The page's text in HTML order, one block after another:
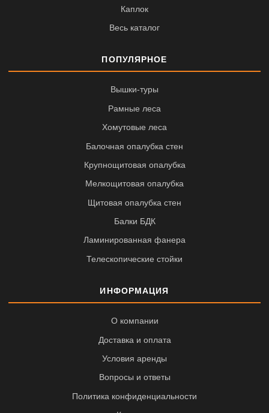
Каплок
Весь каталог
ПОПУЛЯРНОЕ
Вышки-туры
Рамные леса
Хомутовые леса
Балочная опалубка стен
Крупнощитовая опалубка
Мелкощитовая опалубка
Щитовая опалубка стен
Балки БДК
Ламинированная фанера
Телескопические стойки
ИНФОРМАЦИЯ
О компании
Доставка и оплата
Условия аренды
Вопросы и ответы
Политика конфиденциальности